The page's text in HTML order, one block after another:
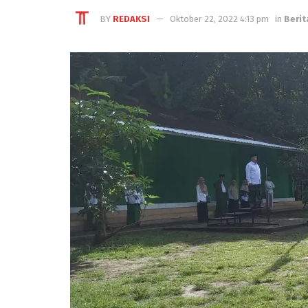
BY REDAKSI Oktober 22, 2022 4:13 pm in